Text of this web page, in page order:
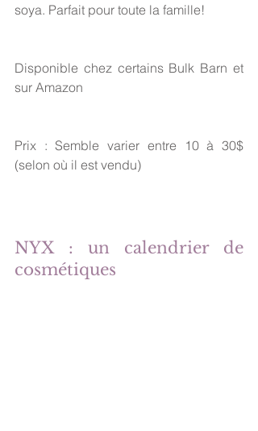
soya. Parfait pour toute la famille!
Disponible chez certains Bulk Barn et
sur Amazon
Prix : Semble varier entre 10 à 30$
(selon où il est vendu)
NYX : un calendrier de
cosmétiques